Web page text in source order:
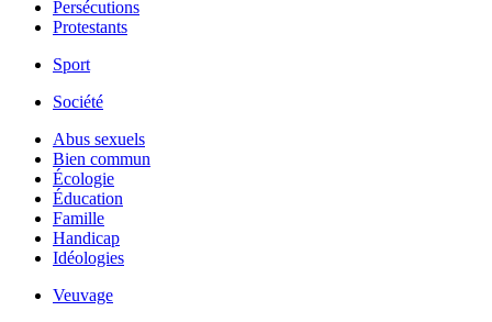
Persécutions
Protestants
Sport
Société
Abus sexuels
Bien commun
Écologie
Éducation
Famille
Handicap
Idéologies
Veuvage